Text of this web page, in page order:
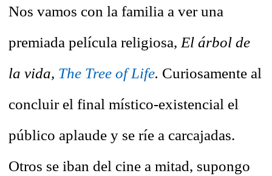
Nos vamos con la familia a ver una
premiada película religiosa,El árbol de
la vida, The Tree of Life. Curiosamente al
concluir el final místico-existencial el
público aplaude y se ríe a carcajadas.
Otros se iban del cine a mitad, supongo